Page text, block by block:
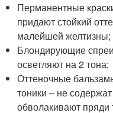
Перманентные
придают стойкий
малейшей желтизны;
Блондирующие
осветляют на 2 тона;
Оттеночные
тоники – не
обволакивают пряди